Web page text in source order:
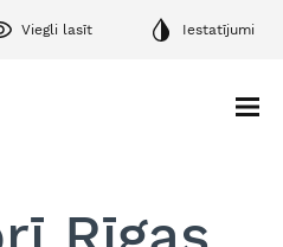
Viegli lasīt Iestatījumi